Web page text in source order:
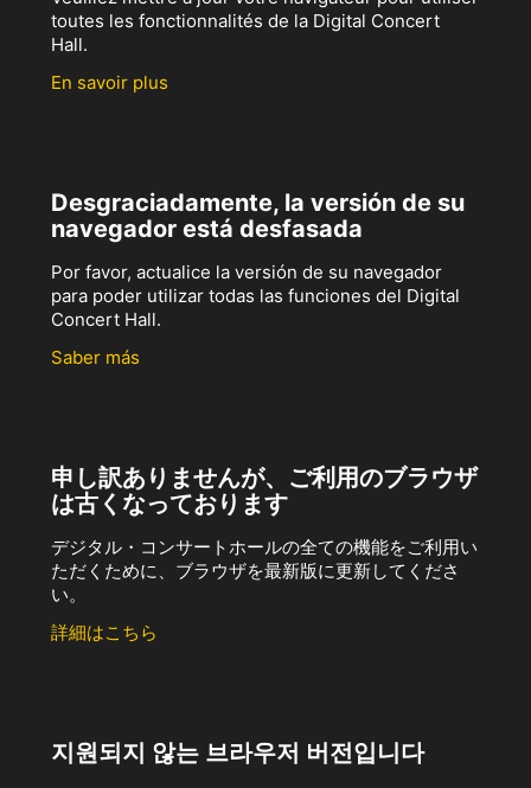
toutes les fonctionnalités de la Digital Concert
Hall.
En savoir plus
Desgraciadamente, la versión de su
navegador está desfasada
Por favor, actualice la versión de su navegador
para poder utilizar todas las funciones del Digital
Concert Hall.
Saber más
申し訳ありませんが、ご利用のブラウザ
は古くなっております
デジタル・コンサートホールの全ての機能をご利用い
ただくために、ブラウザを最新版に更新してくださ
い。
詳細はこちら
지원되지 않는 브라우저 버전입니다